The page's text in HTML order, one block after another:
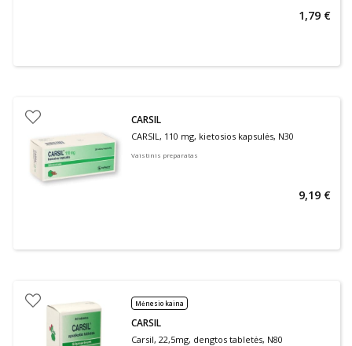
1,79 €
CARSIL
CARSIL, 110 mg, kietosios kapsulės, N30
Vaistinis preparatas
9,19 €
Mėnesio kaina
CARSIL
Carsil, 22,5mg, dengtos tabletės, N80